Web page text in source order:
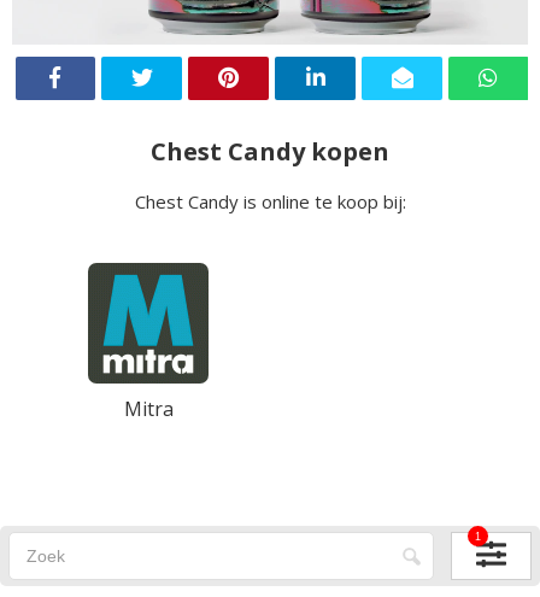
Chest Candy kopen
Chest Candy is online te koop bij:
Mitra
1